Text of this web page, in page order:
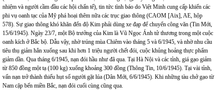
nhiệm và người cầm đầu các hội chẩn tế), tin tức tình báo do Việt Minh cung cấp khiến các
phi vụ oanh tạc của Mỹ phá hoại thêm nữa các trục giao thông (CAOM [Aix], AE, hộp
578). Sự giao thông khó khăn đến độ Kim phải dùng xe đạp để chuyển công văn (Tin Mới,
15/6/1945). Ngày 23/7, một Bộ trưởng của Kim là Vũ Ngọc Ánh tử thương trong một cuộc
oanh kích ở Bắc bộ. Dẫu vậy, nhờ trúng mùa Chiêm vào tháng 5 và 6/1945, và nhờ nhu cầu
tiêu thụ giảm hẳn xuống sau khi hơn 1 triệu người chết đói, cuộc khủng hoảng thực phẩm
giảm dần. Qua tháng 6/1945, nạn đói hầu như đã qua. Tại Hà Nội và các tỉnh, giá gạo giảm
từ 850 đồng một tạ (100 kg) xuống khoảng 300 đồng (Thông Tin, 10/6/1945). Tại vài tỉnh,
vấn nạn trở thành thiếu hụt số người gặt lúa (Dân Mới, 6/6/1945). Khi những tàu chở gạo từ
Nam cặp bến miền Bắc, nạn đói cuối cùng cũng qua.